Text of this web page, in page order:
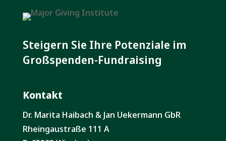
Steigern Sie Ihre Potenziale im
Großspenden-Fundraising
Kontakt
Dr. Marita Haibach & Jan Uekermann GbR
Rheingaustraße 111 A